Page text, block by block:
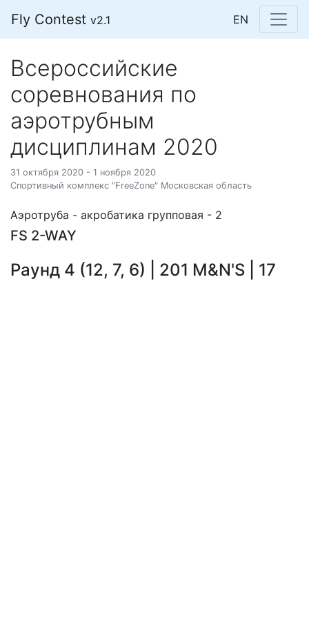
Fly Contest v2.1 EN
Всероссийские
соревнования по
аэротрубным
дисциплинам 2020
31 октября 2020 - 1 ноября 2020
Cпортивный комплекс "FreeZone" Московская область
Аэротруба - акробатика групповая - 2
FS 2-WAY
Раунд 4 (12, 7, 6) | 201 M&N'S | 17